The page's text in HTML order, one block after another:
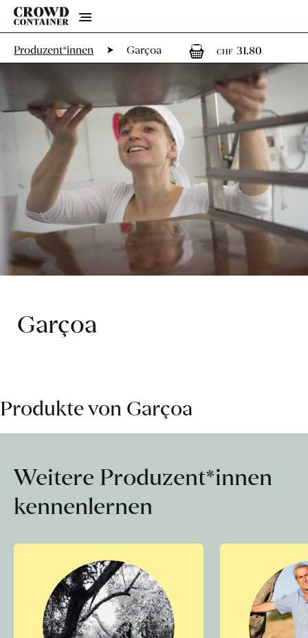
Menu
Produzent*innen Garçoa
CHF 31.801
Garçoa
Produkte von Garçoa
Weitere Produzent*innen
kennenlernen